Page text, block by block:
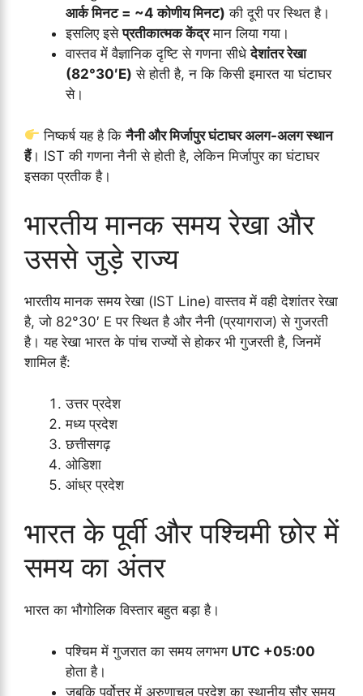
आर्क मिनट = ~4 कोणीय मिनट) की दूरी पर स्थित है।
इसलिए इसेप्रतीकात्मक केंद्रमान लिया गया।
वास्तव में वैज्ञानिक दृष्टि से गणना सीधेदेशांतर रेखा
(82°30′E) से होती है, न कि किसी इमारत या घंटाघर
से।
निष्कर्ष यह है किनैनी और मिर्जापुर घंटाघर अलग-अलग स्थान
हैं। IST की गणना नैनी से होती है, लेकिन मिर्जापुर का घंटाघर
इसका प्रतीक है।
भारतीय मानक समय रेखा और
उससे जुड़े राज्य
भारतीय मानक समय रेखा (IST Line) वास्तव में वही देशांतर रेखा
है, जो 82°30′ E पर स्थित है और नैनी (प्रयागराज) से गुजरती
है। यह रेखा भारत के पांच राज्यों से होकर भी गुजरती है, जिनमें
शामिल हैं:
उत्तर प्रदेश
मध्य प्रदेश
छत्तीसगढ़
ओडिशा
आंध्र प्रदेश
भारत के पूर्वी और पश्चिमी छोर में
समय का अंतर
भारत का भौगोलिक विस्तार बहुत बड़ा है।
पश्चिम में गुजरात का समय लगभग UTC +05:00
होता है।
जबकि पूर्वोत्तर में अरुणाचल प्रदेश का स्थानीय सौर समय